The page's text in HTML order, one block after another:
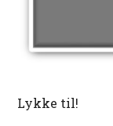
Lykke til!